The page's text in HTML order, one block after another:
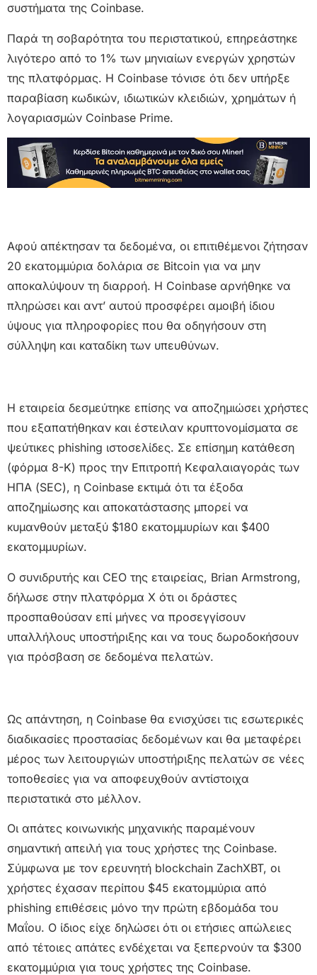
συστήματα της Coinbase.
Παρά τη σοβαρότητα του περιστατικού, επηρεάστηκε
λιγότερο από το 1% των μηνιαίων ενεργών χρηστών
της πλατφόρμας. Η Coinbase τόνισε ότι δεν υπήρξε
παραβίαση κωδικών, ιδιωτικών κλειδιών, χρημάτων ή
λογαριασμών Coinbase Prime.
Αφού απέκτησαν τα δεδομένα, οι επιτιθέμενοι ζήτησαν
20 εκατομμύρια δολάρια σε Bitcoin για να μην
αποκαλύψουν τη διαρροή. Η Coinbase αρνήθηκε να
πληρώσει και αντ’ αυτού προσφέρει αμοιβή ίδιου
ύψους για πληροφορίες που θα οδηγήσουν στη
σύλληψη και καταδίκη των υπευθύνων.
Η εταιρεία δεσμεύτηκε επίσης να αποζημιώσει χρήστες
που εξαπατήθηκαν και έστειλαν κρυπτονομίσματα σε
ψεύτικες phishing ιστοσελίδες. Σε επίσημη κατάθεση
(φόρμα 8-K) προς την Επιτροπή Κεφαλαιαγοράς των
ΗΠΑ (SEC), η Coinbase εκτιμά ότι τα έξοδα
αποζημίωσης και αποκατάστασης μπορεί να
κυμανθούν μεταξύ $180 εκατομμυρίων και $400
εκατομμυρίων.
Ο συνιδρυτής και CEO της εταιρείας, Brian Armstrong,
δήλωσε στην πλατφόρμα X ότι οι δράστες
προσπαθούσαν επί μήνες να προσεγγίσουν
υπαλλήλους υποστήριξης και να τους δωροδοκήσουν
για πρόσβαση σε δεδομένα πελατών.
Ως απάντηση, η Coinbase θα ενισχύσει τις εσωτερικές
διαδικασίες προστασίας δεδομένων και θα μεταφέρει
μέρος των λειτουργιών υποστήριξης πελατών σε νέες
τοποθεσίες για να αποφευχθούν αντίστοιχα
περιστατικά στο μέλλον.
Οι απάτες κοινωνικής μηχανικής παραμένουν
σημαντική απειλή για τους χρήστες της Coinbase.
Σύμφωνα με τον ερευνητή blockchain ZachXBT, οι
χρήστες έχασαν περίπου $45 εκατομμύρια από
phishing επιθέσεις μόνο την πρώτη εβδομάδα του
Μαΐου. Ο ίδιος είχε δηλώσει ότι οι ετήσιες απώλειες
από τέτοιες απάτες ενδέχεται να ξεπερνούν τα $300
εκατομμύρια για τους χρήστες της Coinbase.